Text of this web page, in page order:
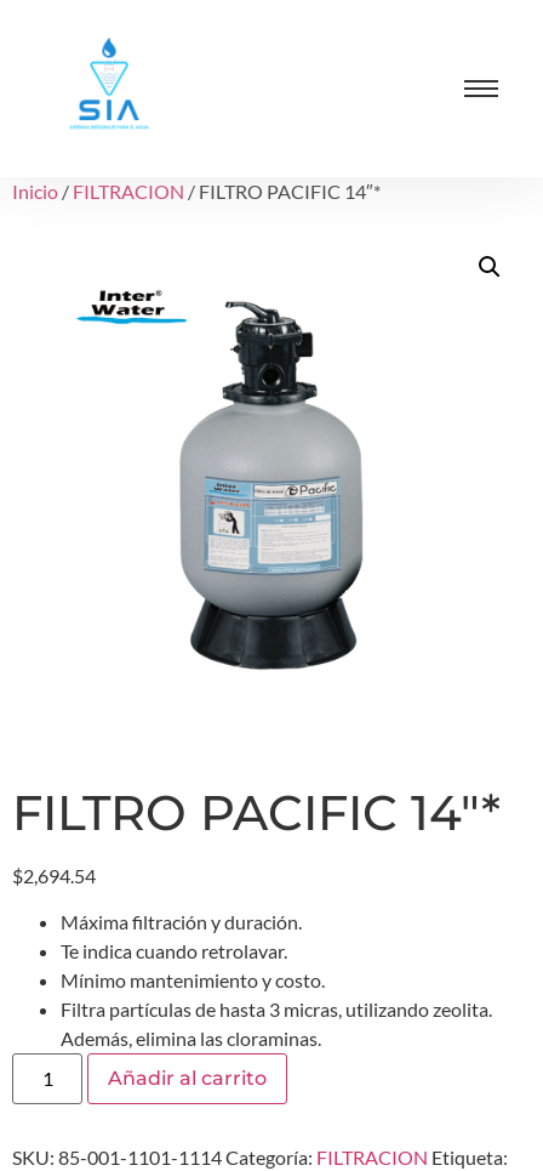
Inicio / FILTRACION / FILTRO PACIFIC 14″*
FILTRO PACIFIC 14″*
$2,694.54
Máxima filtración y duración.
Te indica cuando retrolavar.
Mínimo mantenimiento y costo.
Filtra partículas de hasta 3 micras, utilizando zeolita.
Además, elimina las cloraminas.
Añadir al carrito
SKU: 85-001-1101-1114Categoría: FILTRACION Etiqueta: